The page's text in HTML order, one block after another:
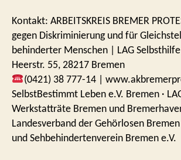
Kontakt: ARBEITSKREIS BREMER
gegen Diskriminierung und für
­behinderter Menschen | LAG
Heerstr. 55, 28217 Bremen
(0421) 38 777-14 |
SelbstBestimmt Leben e.V. Bremen ·
Werkstatträte Bremen und
Landesverband der Gehörlosen Bremen
und Sehbehindertenverein Bremen e.V.